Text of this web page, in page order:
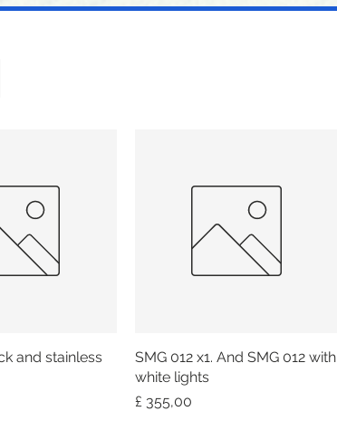
overzicht
and stainless
Snel overzicht
SMG 012 x1. And SMG 012 with
white lights
Prijs
£ 355,00